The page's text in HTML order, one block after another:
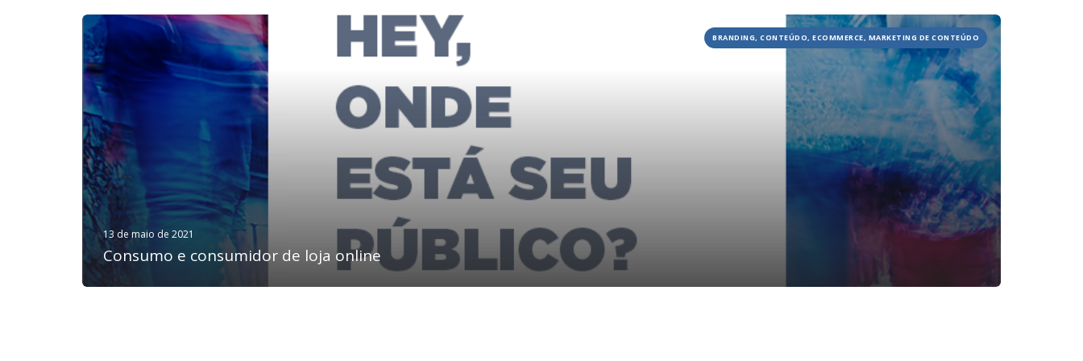
JOBS
TECH
BLOG
DEPOIMENTOS
CONTATO
BRANDING, CONTEÚDO, ECOMMERCE, MARKETING DE CONTEÚDO
13 de maio de 2021
Consumo e consumidor de loja online